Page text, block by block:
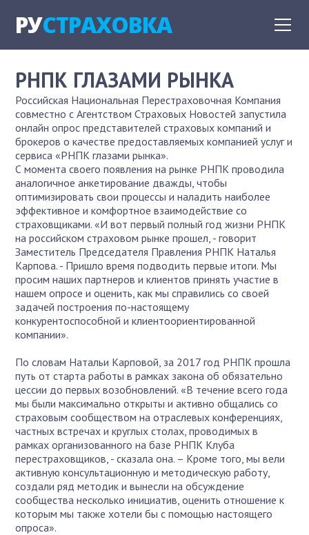
РУСТРАХОВКА
РНПК ГЛАЗАМИ РЫНКА
Российская Национальная Перестраховочная Компания
совместно с Агентством Страховых Новостей запустила
онлайн опрос представителей страховых компаний и
брокеров о качестве предоставляемых компанией услуг и
сервиса «РНПК глазами рынка».
С момента своего появления на рынке РНПК проводила
аналогичное анкетирование дважды, чтобы
оптимизировать свои процессы и наладить наиболее
эффективное и комфортное взаимодействие со
страховщиками. «И вот первый полный год жизни РНПК
на российском страховом рынке прошел, - говорит
Заместитель Председателя Правления РНПК Наталья
Карпова. - Пришло время подводить первые итоги. Мы
просим наших партнеров и клиентов принять участие в
нашем опросе и оценить, как мы справились со своей
задачей построения по-настоящему
конкурентоспособной и клиентоориентированной
компании».
По словам Натальи Карповой, за 2017 год РНПК прошла
путь от старта работы в рамках закона об обязательно
цессии до первых возобновлений. «В течение всего года
мы были максимально открыты и активно общались со
страховым сообществом на отраслевых конференциях,
частных встречах и круглых столах, проводимых в
рамках организованного на базе РНПК Клуба
перестраховщиков, - сказала она. – Кроме того, мы вели
активную консультационную и методическую работу,
создали ряд методик и вынесли на обсуждение
сообщества несколько инициатив, оценить отношение к
которым мы также хотели бы с помощью настоящего
опроса».